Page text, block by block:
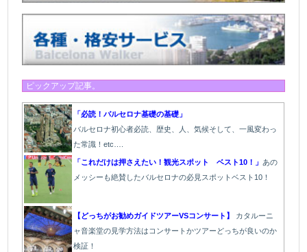
ピックアップ記事。
「必読！バルセロナ基礎の基礎」
バルセロナ初心者必読、歴史、人、気候そして、一風変わっ
た常識！etc….
「これだけは押さえたい！観光スポット ベスト10！」あの
メッシーも絶賛したバルセロナの必見スポットベスト10！
【どっちがお勧めガイドツアーVSコンサート】 カタルーニ
ャ音楽堂の見学方法はコンサートかツアーどっちが良いのか
検証！